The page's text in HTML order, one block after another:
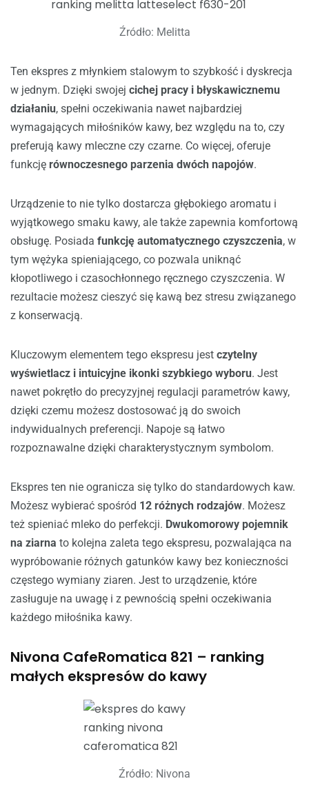
Źródło: Melitta
Ten ekspres z młynkiem stalowym to szybkość i dyskrecja
w jednym. Dzięki swojej cichej pracy i błyskawicznemu
działaniu, spełni oczekiwania nawet najbardziej
wymagających miłośników kawy, bez względu na to, czy
preferują kawy mleczne czy czarne. Co więcej, oferuje
funkcję równoczesnego parzenia dwóch napojów.
Urządzenie to nie tylko dostarcza głębokiego aromatu i
wyjątkowego smaku kawy, ale także zapewnia komfortową
obsługę. Posiada funkcję automatycznego czyszczenia, w
tym wężyka spieniającego, co pozwala uniknąć
kłopotliwego i czasochłonnego ręcznego czyszczenia. W
rezultacie możesz cieszyć się kawą bez stresu związanego
z konserwacją.
Kluczowym elementem tego ekspresu jest czytelny
wyświetlacz i intuicyjne ikonki szybkiego wyboru. Jest
nawet pokrętło do precyzyjnej regulacji parametrów kawy,
dzięki czemu możesz dostosować ją do swoich
indywidualnych preferencji. Napoje są łatwo
rozpoznawalne dzięki charakterystycznym symbolom.
Ekspres ten nie ogranicza się tylko do standardowych kaw.
Możesz wybierać spośród 12 różnych rodzajów. Możesz
też spieniać mleko do perfekcji. Dwukomorowy pojemnik
na ziarna to kolejna zaleta tego ekspresu, pozwalająca na
wypróbowanie różnych gatunków kawy bez konieczności
częstego wymiany ziaren. Jest to urządzenie, które
zasługuje na uwagę i z pewnością spełni oczekiwania
każdego miłośnika kawy.
Nivona CafeRomatica 821 – ranking
małych ekspresów do kawy
Źródło: Nivona